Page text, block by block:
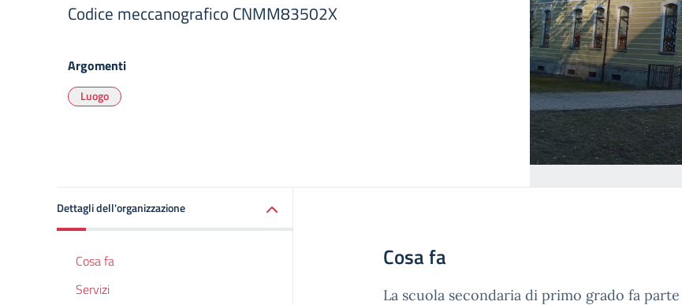
Codice meccanografico CNMM83502X
Argomenti
Luogo
Dettagli dell'organizzazione
Cosa fa
Servizi
Cosa fa
La scuola secondaria di primo grado fa